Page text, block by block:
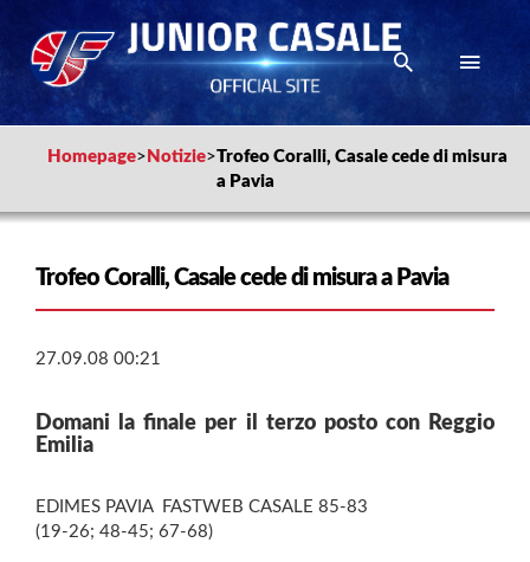
Homepage> Notizie>Trofeo Coralli, Casale cede di misura
a Pavia
Trofeo Coralli, Casale cede di misura a Pavia
27.09.08 00:21
Domani la finale per il terzo posto con Reggio
Emilia
EDIMES PAVIA  FASTWEB CASALE 85-83
(19-26; 48-45; 67-68)